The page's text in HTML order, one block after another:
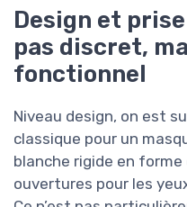
Design et
pas discret,
fonctionnel
Niveau design, on est
classique pour un
blanche rigide en forme
ouvertures pour les